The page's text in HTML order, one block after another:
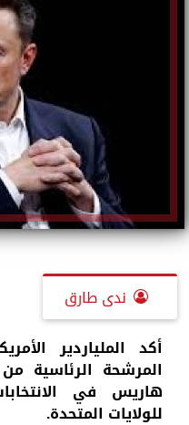
ندى طارق
أكد الملياردير
المرشحة الرئاسية
هاريس في
للولايات المتحدة.